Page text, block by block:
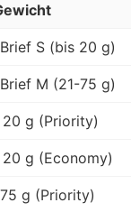
S (bis 20 g)
M (21-75 g)
20 g (Priority)
g (Economy)
g (Priority)